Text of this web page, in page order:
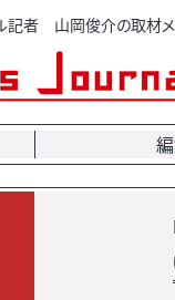
記者 山岡俊介の取材